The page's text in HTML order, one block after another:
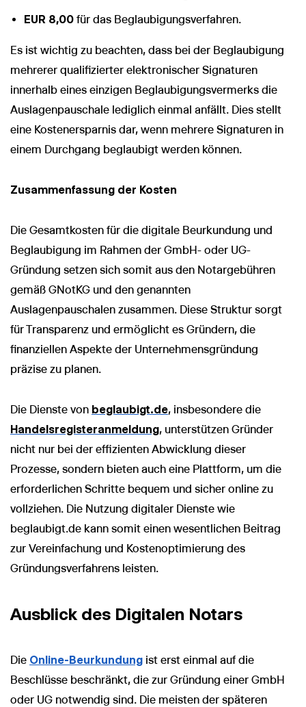
EUR 8,00 für das Beglaubigungsverfahren.
Es ist wichtig zu beachten, dass bei der Beglaubigung
mehrerer qualifizierter elektronischer Signaturen
innerhalb eines einzigen Beglaubigungsvermerks die
Auslagenpauschale lediglich einmal anfällt. Dies stellt
eine Kostenersparnis dar, wenn mehrere Signaturen in
einem Durchgang beglaubigt werden können.
Zusammenfassung der Kosten
Die Gesamtkosten für die digitale Beurkundung und
Beglaubigung im Rahmen der GmbH- oder UG-
Gründung setzen sich somit aus den Notargebühren
gemäß GNotKG und den genannten
Auslagenpauschalen zusammen. Diese Struktur sorgt
für Transparenz und ermöglicht es Gründern, die
finanziellen Aspekte der Unternehmensgründung
präzise zu planen.
Die Dienste von beglaubigt.de, insbesondere die
Handelsregisteranmeldung, unterstützen Gründer
nicht nur bei der effizienten Abwicklung dieser
Prozesse, sondern bieten auch eine Plattform, um die
erforderlichen Schritte bequem und sicher online zu
vollziehen. Die Nutzung digitaler Dienste wie
beglaubigt.de kann somit einen wesentlichen Beitrag
zur Vereinfachung und Kostenoptimierung des
Gründungsverfahrens leisten.
Ausblick des Digitalen Notars
Die Online-Beurkundung ist erst einmal auf die
Beschlüsse beschränkt, die zur Gründung einer GmbH
oder UG notwendig sind. Die meisten der späteren